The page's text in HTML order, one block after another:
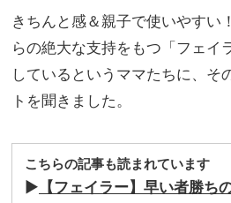
きちんと感＆親子で使いやすい
らの絶大な支持をもつ「フェイ
しているというママたちに、そ
トを聞きました。
こちらの記事も読まれています
▶︎ 【フェイラー】早い者勝ち